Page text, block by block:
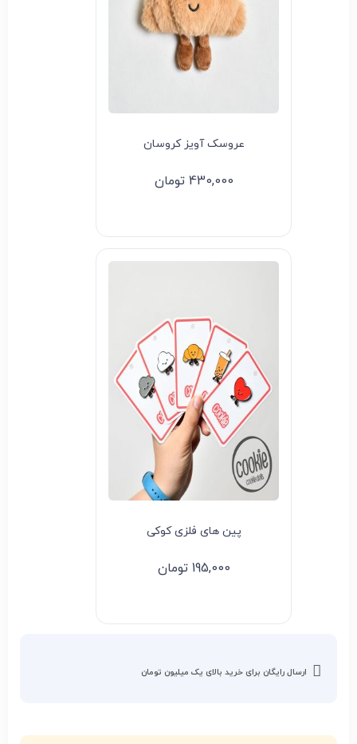
عروسک آویز کروسان
430,000 تومان
پین های فلزی کوکی
195,000 تومان
ارسال رایگان برای خرید بالای یک میلیون تومان